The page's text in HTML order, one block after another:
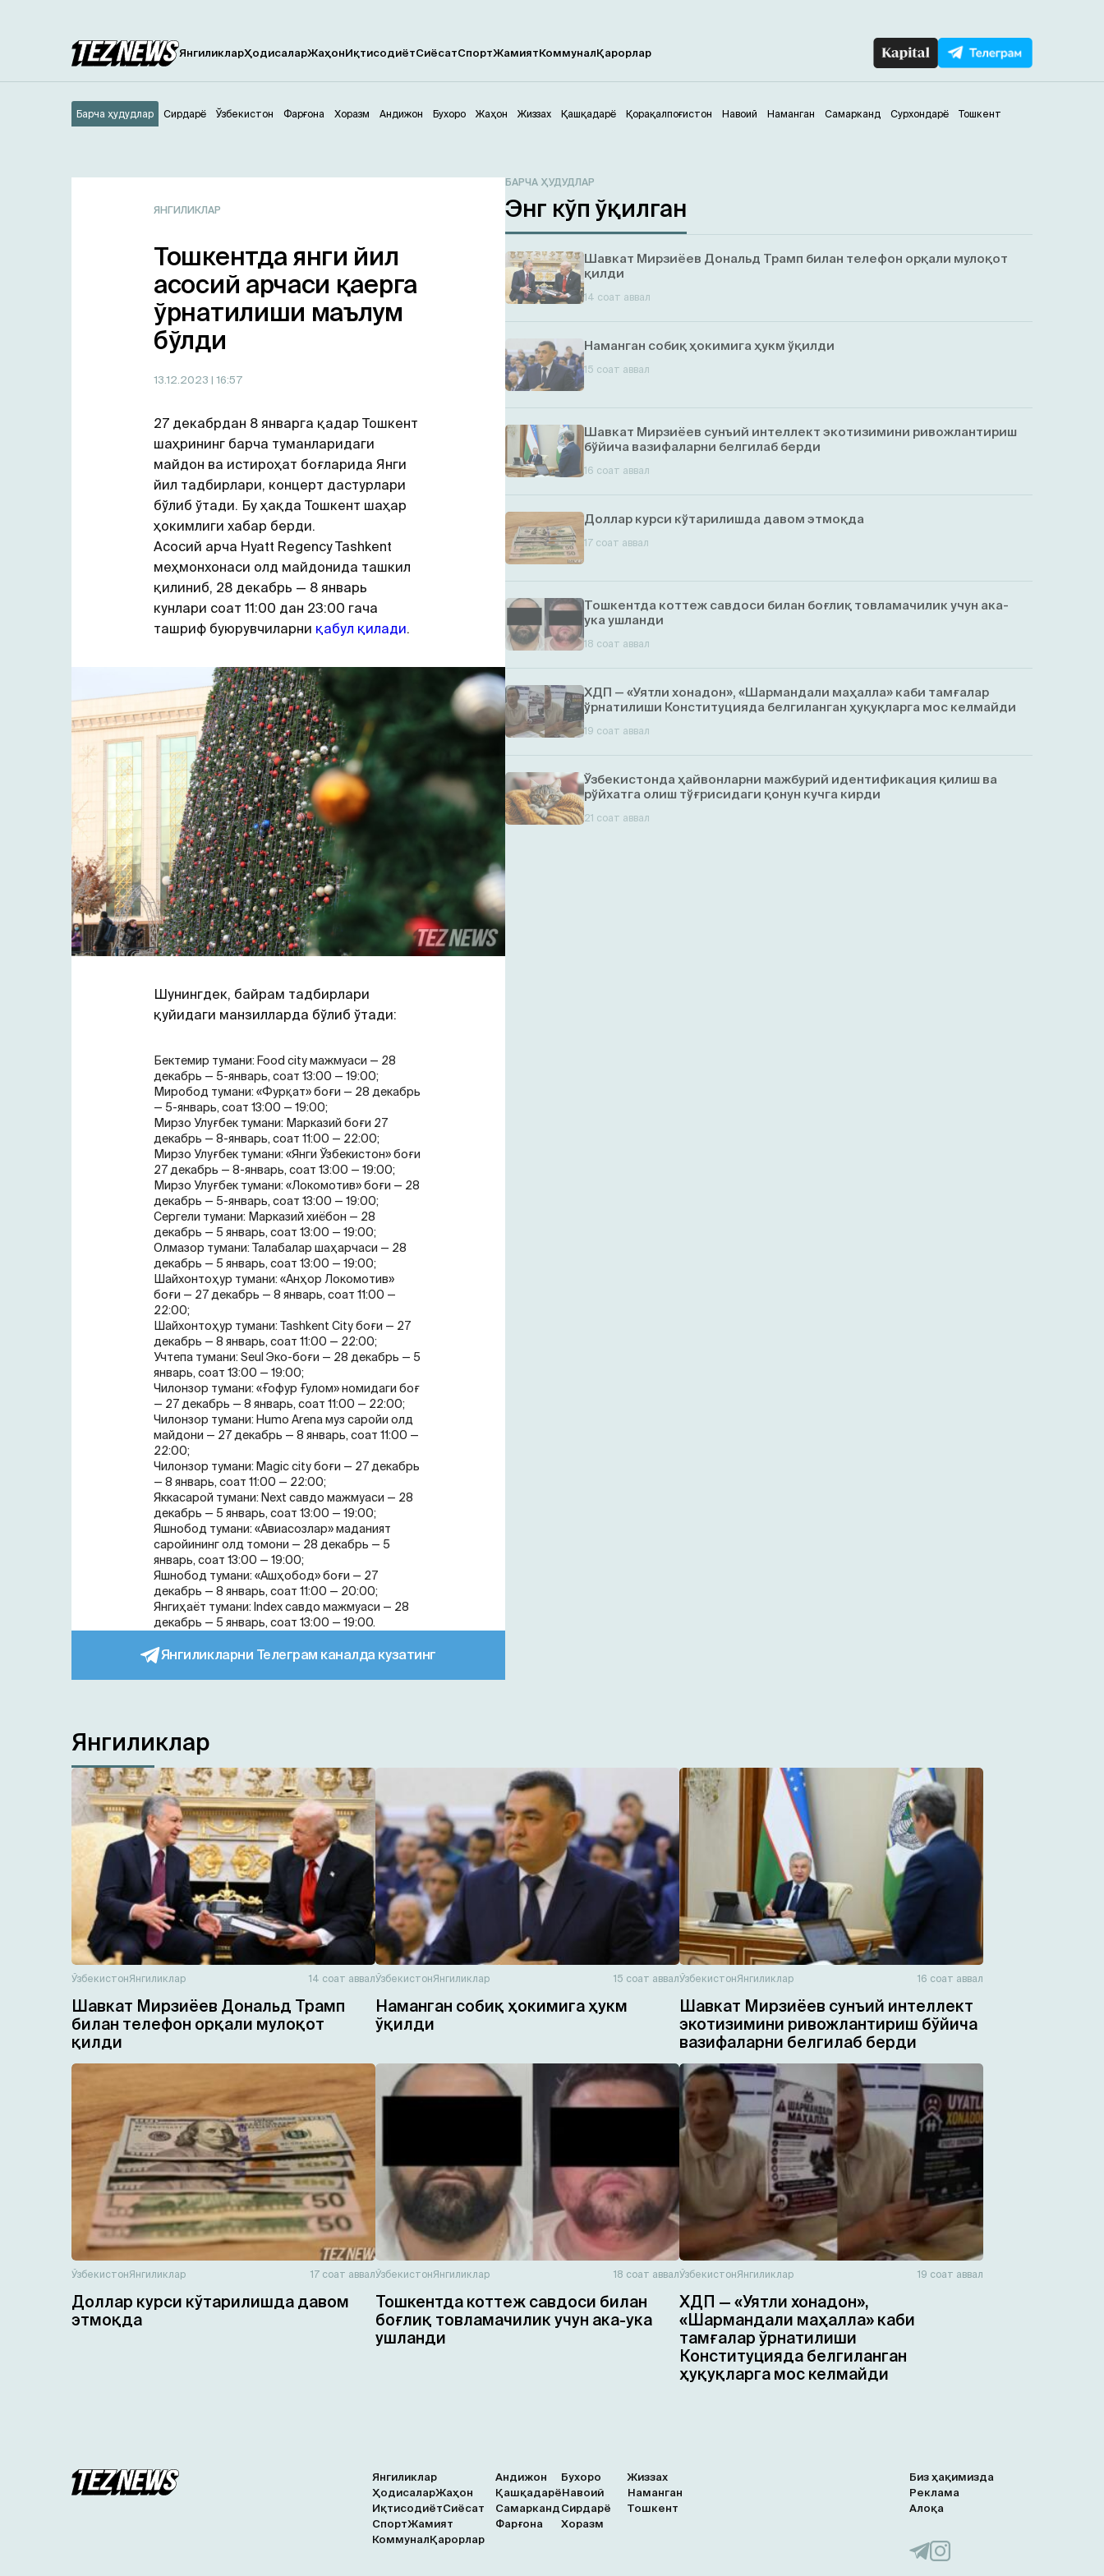
ЯнгиликларҲодисаларЖаҳонИқтисодиётСиёсатСпортЖамиятКоммуналҚарорлар
Андижон
Барча ҳудудлар Бухоро Жаҳон Жиззах Қашқадарё Қорақалпоғистон Навоий Наманган Самарканд
Сирдарё Сурхондарё Тошкент
Ўзбекистон Фарғона Хоразм
ЯНГИЛИКЛАР
Тошкентда янги йил
асосий арчаси қаерга
ўрнатилиши маълум
бўлди
13.12.2023 | 16:57
27 декабрдан 8 январга қадар Тошкент
шаҳрининг барча туманларидаги
майдон ва истироҳат боғларида Янги
йил тадбирлари, концерт дастурлари
бўлиб ўтади. Бу ҳақда Тошкент шаҳар
ҳокимлиги хабар берди.
Асосий арча Hyatt Regency Tashkent
меҳмонхонаси олд майдонида ташкил
қилиниб, 28 декабрь — 8 январь
кунлари соат 11:00 дан 23:00 гача
ташриф буюрувчиларни қабул қилади.
Шунингдек, байрам тадбирлари
қуйидаги манзилларда бўлиб ўтади:
Бектемир тумани: Food city мажмуаси — 28
декабрь — 5-январь, соат 13:00 — 19:00;
Миробод тумани: «Фурқат» боғи — 28 декабрь
— 5-январь, соат 13:00 — 19:00;
Мирзо Улуғбек тумани: Марказий боғи 27
декабрь — 8-январь, соат 11:00 — 22:00;
Мирзо Улуғбек тумани: «Янги Ўзбекистон» боғи
27 декабрь — 8-январь, соат 13:00 — 19:00;
Мирзо Улуғбек тумани: «Локомотив» боғи — 28
декабрь — 5-январь, соат 13:00 — 19:00;
Сергели тумани: Марказий хиёбон — 28
декабрь — 5 январь, соат 13:00 — 19:00;
Олмазор тумани: Талабалар шаҳарчаси — 28
декабрь — 5 январь, соат 13:00 — 19:00;
Шайхонтоҳур тумани: «Анҳор Локомотив»
боғи — 27 декабрь — 8 январь, соат 11:00 —
22:00;
Шайхонтоҳур тумани: Tashkent City боғи — 27
декабрь — 8 январь, соат 11:00 — 22:00;
Учтепа тумани: Seul Эко-боғи — 28 декабрь — 5
январь, соат 13:00 — 19:00;
Чилонзор тумани: «Ғофур Ғулом» номидаги боғ
— 27 декабрь — 8 январь, соат 11:00 — 22:00;
Чилонзор тумани: Humo Arena муз саройи олд
майдони — 27 декабрь — 8 январь, соат 11:00 —
22:00;
Чилонзор тумани: Magic city боғи — 27 декабрь
— 8 январь, соат 11:00 — 22:00;
Яккасарой тумани: Next савдо мажмуаси — 28
декабрь — 5 январь, соат 13:00 — 19:00;
Яшнобод тумани: «Авиасозлар» маданият
саройининг олд томони — 28 декабрь — 5
январь, соат 13:00 — 19:00;
Яшнобод тумани: «Ашҳобод» боғи — 27
декабрь — 8 январь, соат 11:00 — 20:00;
Янгиҳаёт тумани: Index савдо мажмуаси — 28
декабрь — 5 январь, соат 13:00 — 19:00.
Янгиликларни Телеграм каналда кузатинг
БАРЧА ҲУДУДЛАР
Энг кўп ўқилган
Шавкат Мирзиёев Дональд Трамп билан телефон орқали мулоқот
қилди
14 соат аввал
Наманган собиқ ҳокимига ҳукм ўқилди
15 соат аввал
Шавкат Мирзиёев сунъий интеллект экотизимини ривожлантириш
бўйича вазифаларни белгилаб берди
16 соат аввал
Доллар курси кўтарилишда давом этмоқда
17 соат аввал
Тошкентда коттеж савдоси билан боғлиқ товламачилик учун ака-
ука ушланди
18 соат аввал
ХДП — «Уятли хонадон», «Шармандали маҳалла» каби тамғалар
ўрнатилиши Конституцияда белгиланган ҳуқуқларга мос келмайди
19 соат аввал
Ўзбекистонда ҳайвонларни мажбурий идентификация қилиш ва
рўйхатга олиш тўғрисидаги қонун кучга кирди
21 соат аввал
Янгиликлар
ЎзбекистонЯнгиликлар 14 соат аввал
Шавкат Мирзиёев Дональд Трамп
билан телефон орқали мулоқот
қилди
ЎзбекистонЯнгиликлар 15 соат аввал
Наманган собиқ ҳокимига ҳукм
ўқилди
ЎзбекистонЯнгиликлар 16 соат аввал
Шавкат Мирзиёев сунъий интеллект
экотизимини ривожлантириш бўйича
вазифаларни белгилаб берди
ЎзбекистонЯнгиликлар 17 соат аввал
Доллар курси кўтарилишда давом
этмоқда
ЎзбекистонЯнгиликлар 18 соат аввал
Тошкентда коттеж савдоси билан
боғлиқ товламачилик учун ака-ука
ушланди
ЎзбекистонЯнгиликлар 19 соат аввал
ХДП — «Уятли хонадон»,
«Шармандали маҳалла» каби
тамғалар ўрнатилиши
Конституцияда белгиланган
ҳуқуқларга мос келмайди
Янгиликлар
ҲодисаларЖаҳон
ИқтисодиётСиёсат
СпортЖамият
КоммуналҚарорлар
Андижон Бухоро
Жиззах
ҚашқадарёНавоий
Наманган
Самарканд Сирдарё
Тошкент
Фарғона
Хоразм
Биз ҳақимизда
Реклама
Алоқа